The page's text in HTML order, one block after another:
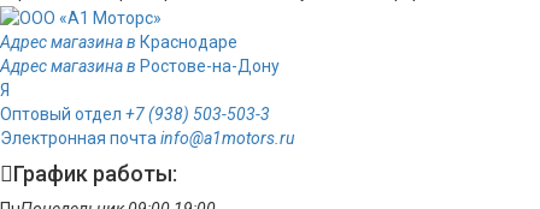
Адрес магазина в Краснодаре
Адрес магазина в Ростове-на-Дону
Я
Оптовый отдел +7 (938) 503-503-3
Электронная почта info@a1motors.ru
График работы: